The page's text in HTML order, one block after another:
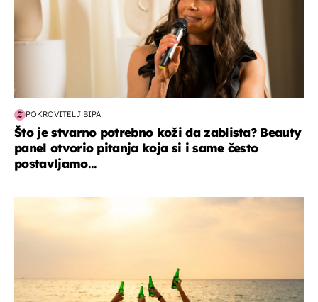
POKROVITELJ BIPA
Što je stvarno potrebno koži da zablista? Beauty
panel otvorio pitanja koja si i same često
postavljamo...